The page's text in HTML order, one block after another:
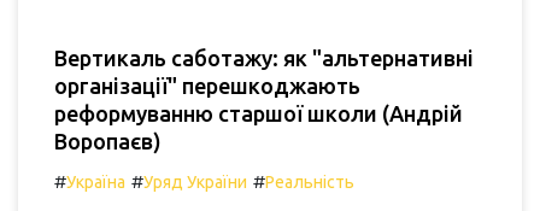
Вертикаль саботажу: як "альтернативні
організації" перешкоджають
реформуванню старшої школи (Андрій
Воропаєв)
#Україна #Уряд України #Реальність